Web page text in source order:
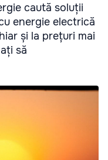
caută soluții
energie electrică
și la prețuri mai
să